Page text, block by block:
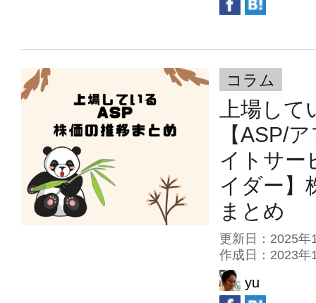
コラム
上場して
【ASP/
イトサー
イダー】
まとめ
更新日：2025
作成日：2023
yu